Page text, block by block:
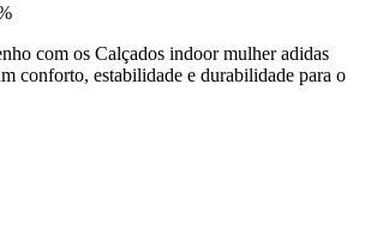
com os Calçados indoor mulher adidas
conforto, estabilidade e durabilidade para o